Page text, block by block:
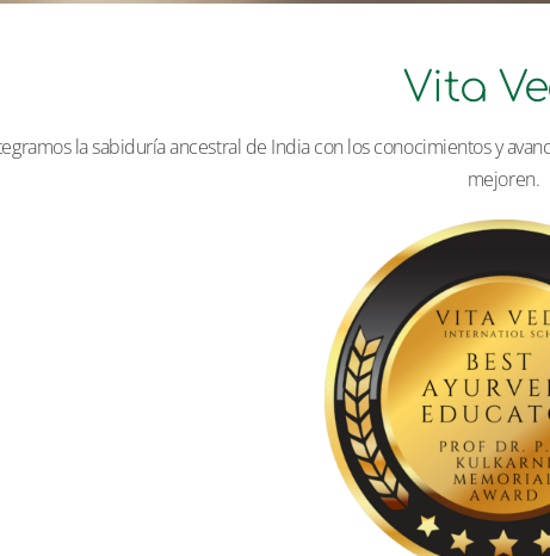
Vita
la sabiduría ancestral de India con los conocimientos y
mejoren.